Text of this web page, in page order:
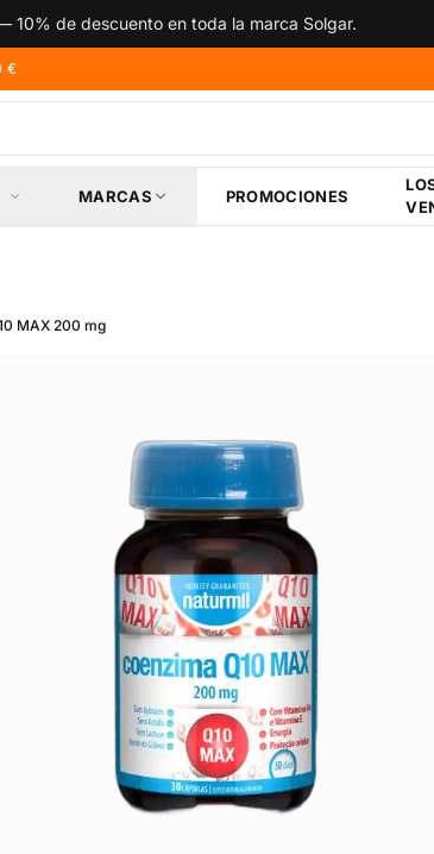
10% de descuento en toda la marca Solgar.
€
MARCAS PROMOCIONES
MAX 200 mg